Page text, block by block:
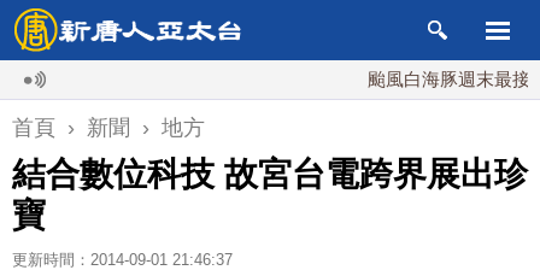
颱風白海豚週末最接近台灣
首頁 › 新聞 › 地方
結合數位科技 故宮台電跨界展出珍
寶
更新時間：2014-09-01 21:46:37